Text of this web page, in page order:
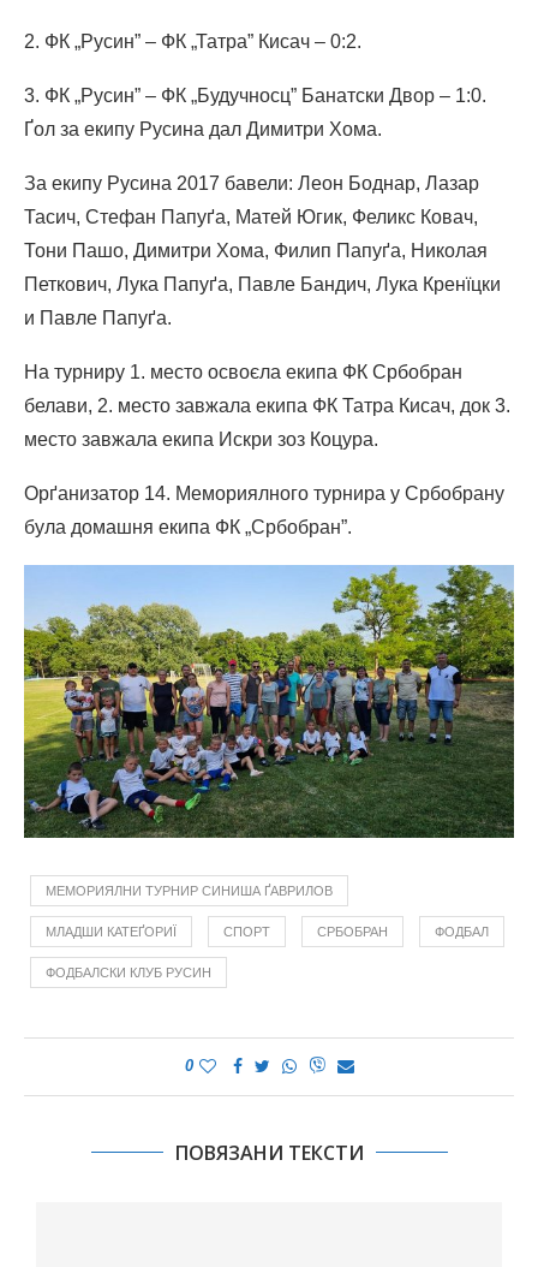
2. ФК „Русин” – ФК „Татра” Кисач – 0:2.
3. ФК „Русин” – ФК „Будучносц” Банатски Двор – 1:0.
Ґол за екипу Русина дал Димитри Хома.
За екипу Русина 2017 бавели: Леон Боднар, Лазар
Тасич, Стефан Папуґа, Матей Югик, Феликс Ковач,
Тони Пашо, Димитри Хома, Филип Папуґа, Николая
Петкович, Лука Папуґа, Павле Бандич, Лука Кренїцки
и Павле Папуґа.
На турниру 1. место освоєла екипа ФК Србобран
белави, 2. место завжала екипа ФК Татра Кисач, док 3.
место завжала екипа Искри зоз Коцура.
Орґанизатор 14. Мемориялного турнира у Србобрану
була домашня екипа ФК „Србобран”.
МЕМОРИЯЛНИ ТУРНИР СИНИША ҐАВРИЛОВ
МЛАДШИ КАТЕҐОРИЇ СПОРТ СРБОБРАН ФОДБАЛ
ФОДБАЛСКИ КЛУБ РУСИН
0
ПОВЯЗАНИ ТЕКСТИ